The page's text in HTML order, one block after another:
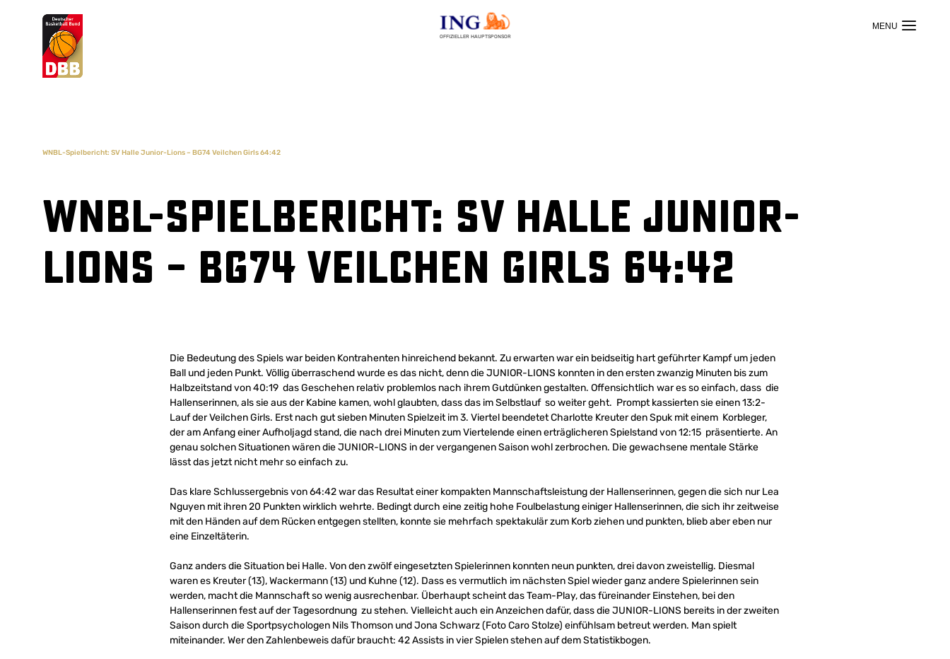
OFFIZIELLER HAUPTSPONSOR
Suchvorschläge
WNBL-Spielbericht: SV Halle Junior-Lions – BG74 Veilchen Girls 64:42
WNBL-Spielbericht: SV Halle Junior-
Lions – BG74 Veilchen Girls 64:42
Die Bedeutung des Spiels war beiden Kontrahenten hinreichend bekannt. Zu erwarten war ein beidseitig hart geführter Kampf um jeden
Ball und jeden Punkt. Völlig überraschend wurde es das nicht, denn die JUNIOR-LIONS konnten in den ersten zwanzig Minuten bis zum
Halbzeitstand von 40:19 das Geschehen relativ problemlos nach ihrem Gutdünken gestalten. Offensichtlich war es so einfach, dass die
Hallenserinnen, als sie aus der Kabine kamen, wohl glaubten, dass das im Selbstlauf so weiter geht. Prompt kassierten sie einen 13:2-
Lauf der Veilchen Girls. Erst nach gut sieben Minuten Spielzeit im 3. Viertel beendetet Charlotte Kreuter den Spuk mit einem Korbleger,
der am Anfang einer Aufholjagd stand, die nach drei Minuten zum Viertelende einen erträglicheren Spielstand von 12:15 präsentierte. An
genau solchen Situationen wären die JUNIOR-LIONS in der vergangenen Saison wohl zerbrochen. Die gewachsene mentale Stärke
lässt das jetzt nicht mehr so einfach zu.
Das klare Schlussergebnis von 64:42 war das Resultat einer kompakten Mannschaftsleistung der Hallenserinnen, gegen die sich nur Lea
Nguyen mit ihren 20 Punkten wirklich wehrte. Bedingt durch eine zeitig hohe Foulbelastung einiger Hallenserinnen, die sich ihr zeitweise
mit den Händen auf dem Rücken entgegen stellten, konnte sie mehrfach spektakulär zum Korb ziehen und punkten, blieb aber eben nur
eine Einzeltäterin.
Ganz anders die Situation bei Halle. Von den zwölf eingesetzten Spielerinnen konnten neun punkten, drei davon zweistellig. Diesmal
waren es Kreuter (13), Wackermann (13) und Kuhne (12). Dass es vermutlich im nächsten Spiel wieder ganz andere Spielerinnen sein
werden, macht die Mannschaft so wenig ausrechenbar. Überhaupt scheint das Team-Play, das füreinander Einstehen, bei den
Hallenserinnen fest auf der Tagesordnung zu stehen. Vielleicht auch ein Anzeichen dafür, dass die JUNIOR-LIONS bereits in der zweiten
Saison durch die Sportpsychologen Nils Thomson und Jona Schwarz (Foto Caro Stolze) einfühlsam betreut werden. Man spielt
miteinander. Wer den Zahlenbeweis dafür braucht: 42 Assists in vier Spielen stehen auf dem Statistikbogen.